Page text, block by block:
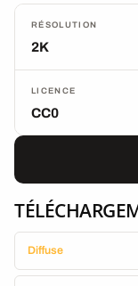
RÉSOLUTION
2K
LICENCE
CC0
Diffuse